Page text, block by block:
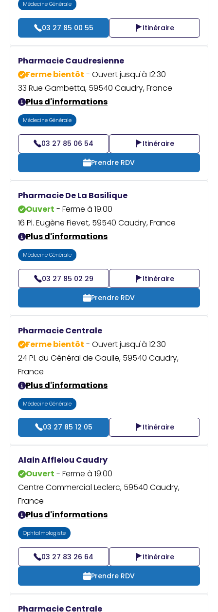
Médecine Générale
03 27 85 00 55 Itinéraire
Pharmacie Caudresienne
Ferme bientôt - Ouvert jusqu'à 12:30
33 Rue Gambetta, 59540 Caudry, France
Plus d'informations
Médecine Générale
03 27 85 06 54
Itinéraire
Prendre RDV
Pharmacie De La Basilique
Ouvert - Ferme à 19:00
16 Pl. Eugène Fievet, 59540 Caudry, France
Plus d'informations
Médecine Générale
03 27 85 02 29
Itinéraire
Prendre RDV
Pharmacie Centrale
Ferme bientôt - Ouvert jusqu'à 12:30
24 Pl. du Général de Gaulle, 59540 Caudry,
France
Plus d'informations
Médecine Générale
03 27 85 12 05 Itinéraire
Alain Afflelou Caudry
Ouvert - Ferme à 19:00
Centre Commercial Leclerc, 59540 Caudry,
France
Plus d'informations
Ophtalmologiste
03 27 83 26 64
Itinéraire
Prendre RDV
Pharmacie Centrale